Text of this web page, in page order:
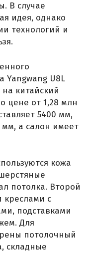
В случае
идея, однако
технологий и
Yangwang U8L
китайский
цене от 1,28 млн
5400 мм,
мм, а салон имеет
кожа
потолка. Второй
креслами с
подставками
Для
потолочный
складные